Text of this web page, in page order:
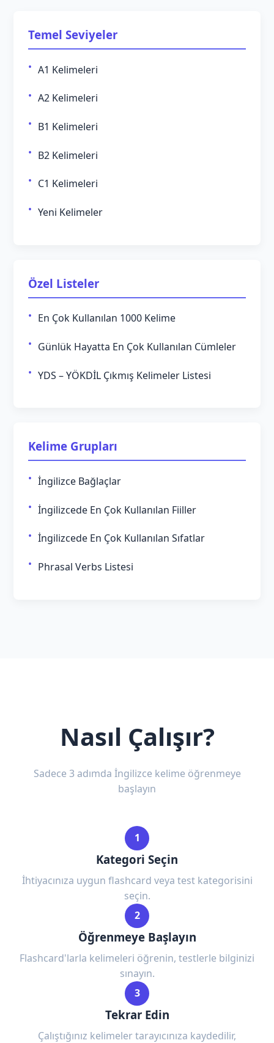
Temel Seviyeler
A1 Kelimeleri
A2 Kelimeleri
B1 Kelimeleri
B2 Kelimeleri
C1 Kelimeleri
Yeni Kelimeler
Özel Listeler
En Çok Kullanılan 1000 Kelime
Günlük Hayatta En Çok Kullanılan Cümleler
YDS – YÖKDİL Çıkmış Kelimeler Listesi
Kelime Grupları
İngilizce Bağlaçlar
İngilizcede En Çok Kullanılan Fiiller
İngilizcede En Çok Kullanılan Sıfatlar
Phrasal Verbs Listesi
Nasıl Çalışır?
Sadece 3 adımda İngilizce kelime öğrenmeye
başlayın
1
Kategori Seçin
İhtiyacınıza uygun flashcard veya test kategorisini
seçin.
2
Öğrenmeye Başlayın
Flashcard'larla kelimeleri öğrenin, testlerle bilginizi
sınayın.
3
Tekrar Edin
Çalıştığınız kelimeler tarayıcınıza kaydedilir,